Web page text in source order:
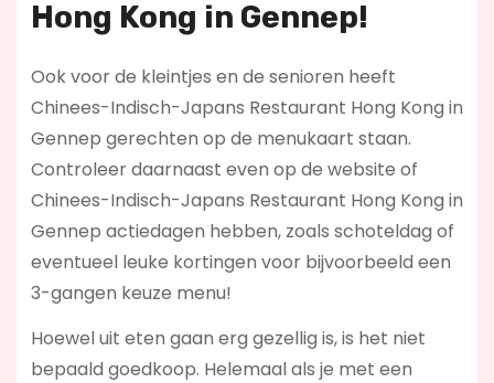
Hong Kong in Gennep!
Ook voor de kleintjes en de senioren heeft
Chinees-Indisch-Japans Restaurant Hong Kong in
Gennep gerechten op de menukaart staan.
Controleer daarnaast even op de website of
Chinees-Indisch-Japans Restaurant Hong Kong in
Gennep actiedagen hebben, zoals schoteldag of
eventueel leuke kortingen voor bijvoorbeeld een
3-gangen keuze menu!
Hoewel uit eten gaan erg gezellig is, is het niet
bepaald goedkoop. Helemaal als je met een